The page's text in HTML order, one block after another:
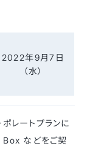
2022年9月7日
（水）
レートプランに
Box などをご契